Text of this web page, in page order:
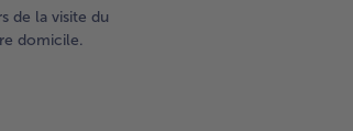
de la visite du
domicile.